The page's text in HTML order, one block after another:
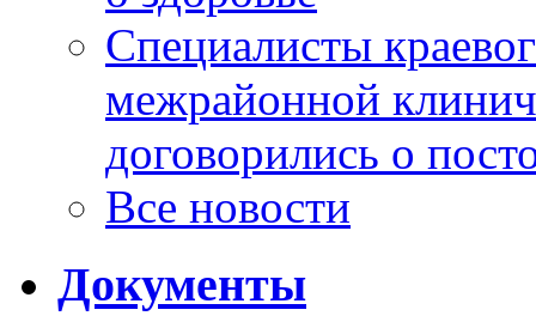
Специалисты
межрайонной
договорились о
Все новости
Документы